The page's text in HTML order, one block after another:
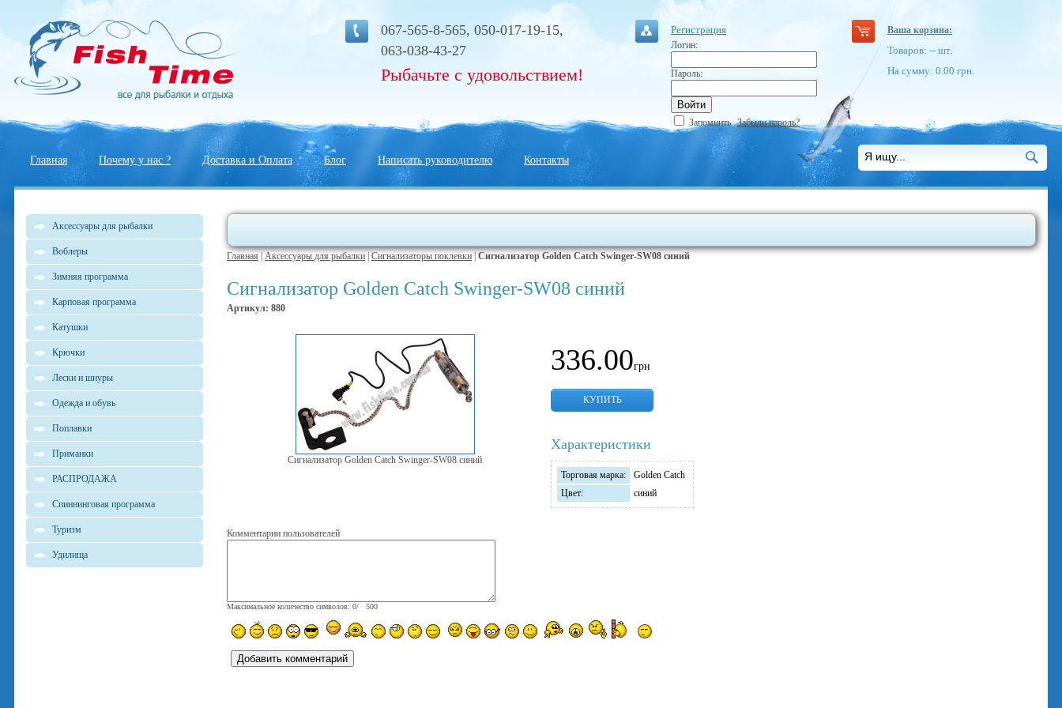
067-565-8-565, 050-017-19-15,
063-038-43-27
Рыбачьте с удовольствием!
Регистрация
Логин:
Пароль:
Запомнить Забыли пароль?
Ваша корзина:
Товаров: -- шт.
На сумму: 0.00 грн.
Главная Почему у нас ? Доставка и Оплата Блог Написать руководителю Контакты
Аксессуары для рыбалки
Воблеры
Зимняя программа
Карповая программа
Катушки
Крючки
Лески и шнуры
Одежда и обувь
Поплавки
Приманки
РАСПРОДАЖА
Спиннинговая программа
Туризм
Удилища
Главная Аксессуары для рыбалки Сигнализаторы поклевки Сигнализатор Golden Catch Swinger-SW08 синий
Сигнализатор Golden Catch Swinger-SW08 синий
Артикул: 880
Сигнализатор Golden Catch Swinger-SW08 синий
336.00грн
КУПИТЬ
Характеристики
Торговая марка:
Golden Catch
Цвет:
синий
Комментарии пользователей
Максимальное количество символов: 0/ 500